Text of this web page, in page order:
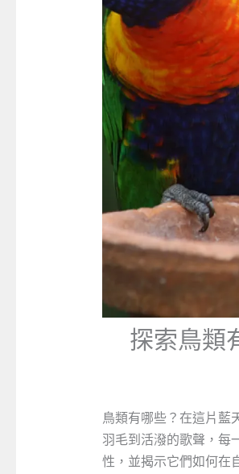
探索鳥類
鳥類有哪些？在這片藍
羽毛到活潑的歌聲，每
性，並揭示它們如何在